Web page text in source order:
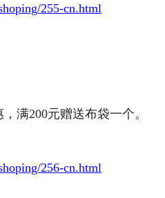
255-cn.html
满200元赠送布袋一个。
256-cn.html